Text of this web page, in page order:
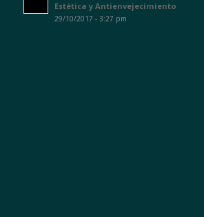
Estética y Antienvejecimiento
29/10/2017 - 3:27 pm